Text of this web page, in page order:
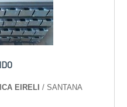
EIRELI/ SANTANA